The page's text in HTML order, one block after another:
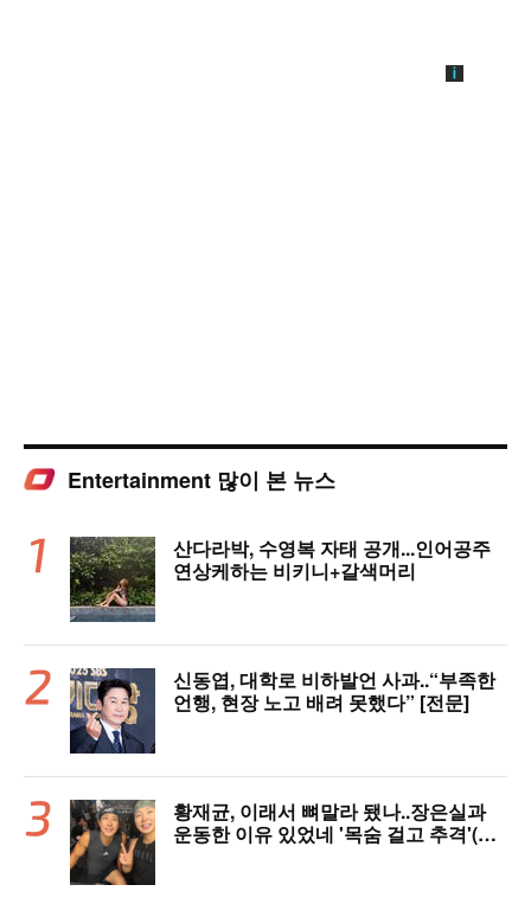
Entertainment 많이 본 뉴스
산다라박, 수영복 자태 공개...인어공주
연상케하는 비키니+갈색머리
신동엽, 대학로 비하발언 사과..“부족한
언행, 현장 노고 배려 못했다” [전문]
황재균, 이래서 뼈말라 됐나..장은실과
운동한 이유 있었네 '목숨 걸고 추격'(술